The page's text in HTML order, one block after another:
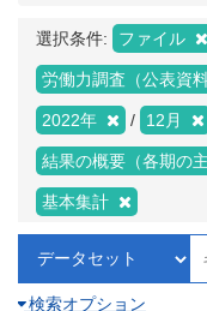
選択条件: ファイル
労働力調査（公表資
2022年 12月
結果の概要（各期の
基本集計
検索オプション